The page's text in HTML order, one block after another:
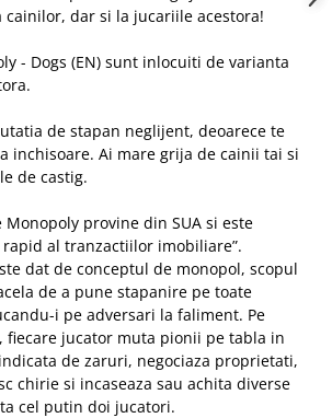
cainilor, dar si la jucariile acestora!
- Dogs (EN) sunt inlocuiti de varianta
de stapan neglijent, deoarece te
inchisoare. Ai mare grija de cainii tai si
de castig.
Monopoly provine din SUA si este
rapid al tranzactiilor imobiliare”.
dat de conceptul de monopol, scopul
de a pune stapanire pe toate
i pe adversari la faliment. Pe
fiecare jucator muta pionii pe tabla in
de zaruri, negociaza proprietati,
chirie si incaseaza sau achita diverse
cel putin doi jucatori.